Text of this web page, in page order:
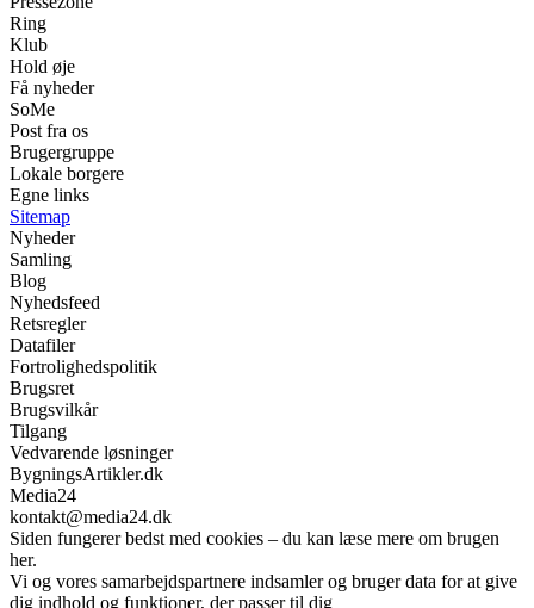
Ring
Klub
Hold øje
Få nyheder
SoMe
Post fra os
Brugergruppe
Lokale borgere
Egne links
Sitemap
Nyheder
Samling
Blog
Nyhedsfeed
Retsregler
Datafiler
Fortrolighedspolitik
Brugsret
Brugsvilkår
Tilgang
Vedvarende løsninger
BygningsArtikler.dk
Media24
kontakt@media24.dk
Siden fungerer bedst med cookies – du kan læse mere om brugen
her.
Vi og vores samarbejdspartnere indsamler og bruger data for at give
dig indhold og funktioner, der passer til dig